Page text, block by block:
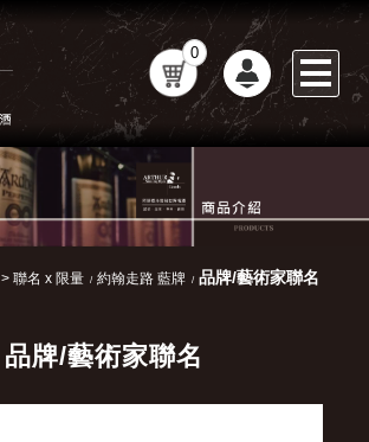
0
> 聯名 x 限量 約翰走路 藍牌 品牌/藝術家聯名
品牌/藝術家聯名